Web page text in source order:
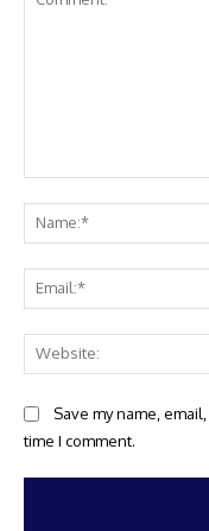
Save my name,
time I comment.